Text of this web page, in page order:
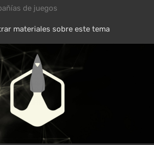
de juegos
materiales sobre este tema